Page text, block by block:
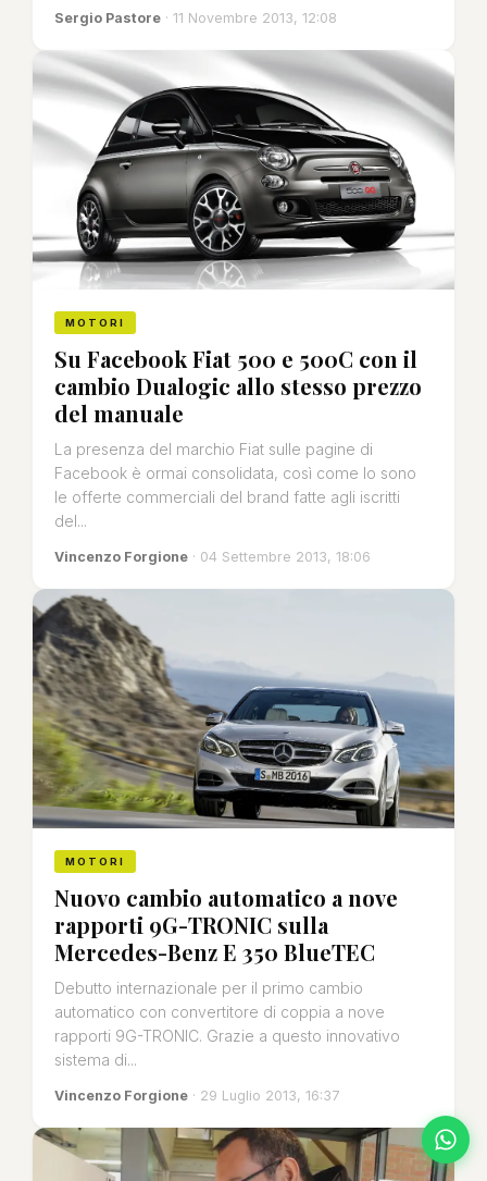
Sergio Pastore · 11 Novembre 2013, 12:08
MOTORI
Su Facebook Fiat 500 e 500C con il
cambio Dualogic allo stesso prezzo
del manuale
La presenza del marchio Fiat sulle pagine di
Facebook è ormai consolidata, così come lo sono
le offerte commerciali del brand fatte agli iscritti
del...
Vincenzo Forgione · 04 Settembre 2013, 18:06
MOTORI
Nuovo cambio automatico a nove
rapporti 9G-TRONIC sulla
Mercedes-Benz E 350 BlueTEC
Debutto internazionale per il primo cambio
automatico con convertitore di coppia a nove
rapporti 9G-TRONIC. Grazie a questo innovativo
sistema di...
Vincenzo Forgione · 29 Luglio 2013, 16:37